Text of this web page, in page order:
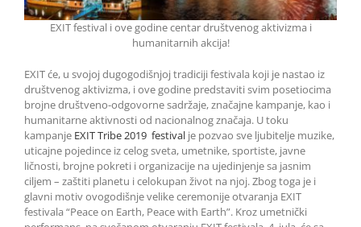
EXIT festival i ove godine centar društvenog aktivizma i
humanitarnih akcija!
EXIT će, u svojoj dugogodišnjoj tradiciji festivala koji je nastao iz
društvenog aktivizma, i ove godine predstaviti svim posetiocima
brojne društveno-odgovorne sadržaje, značajne kampanje, kao i
humanitarne aktivnosti od nacionalnog značaja. U toku
kampanje EXIT Tribe 2019 festival je pozvao sve ljubitelje muzike,
uticajne pojedince iz celog sveta, umetnike, sportiste, javne
ličnosti, brojne pokreti i organizacije na ujedinjenje sa jasnim
ciljem – zaštiti planetu i celokupan život na njoj. Zbog toga je i
glavni motiv ovogodišnje velike ceremonije otvaranja EXIT
festivala “Peace on Earth, Peace with Earth”. Kroz umetnički